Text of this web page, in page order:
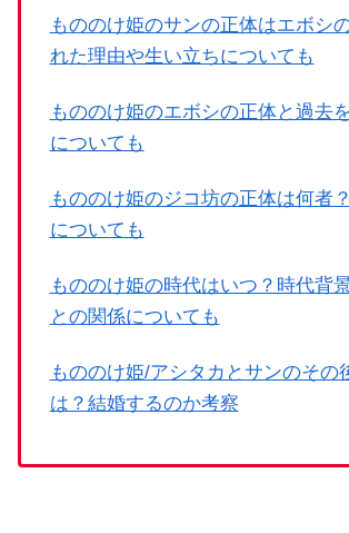
もののけ姫のサンの正体はエボシ
れた理由や生い立ちについても
もののけ姫のエボシの正体と過去
についても
もののけ姫のジコ坊の正体は何者
についても
もののけ姫の時代はいつ？時代背
との関係についても
もののけ姫/アシタカとサンのその
は？結婚するのか考察